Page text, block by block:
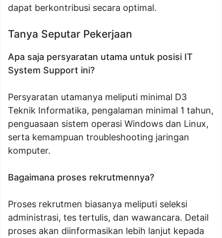
dapat berkontribusi secara optimal.
Tanya Seputar Pekerjaan
Apa saja persyaratan utama untuk posisi IT
System Support ini?
Persyaratan utamanya meliputi minimal D3
Teknik Informatika, pengalaman minimal 1 tahun,
penguasaan sistem operasi Windows dan Linux,
serta kemampuan troubleshooting jaringan
komputer.
Bagaimana proses rekrutmennya?
Proses rekrutmen biasanya meliputi seleksi
administrasi, tes tertulis, dan wawancara. Detail
proses akan diinformasikan lebih lanjut kepada